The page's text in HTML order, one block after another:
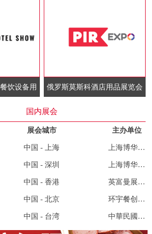
饮设备用 俄罗斯莫斯科酒店用品展览会
国内展会
展会城市 主办单位
中国 - 上海 上海博华国际展览有限公司
中国 - 深圳 上海博华国际展览有限公司
中国 - 香港 英富曼展览集团
中国 - 北京 环宇餐创展览集团
中国 - 台湾 中華民國對外貿易發展協會、展昭國際企業股份有限公司